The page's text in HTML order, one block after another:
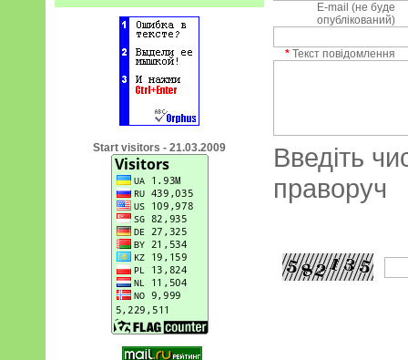
Start visitors - 21.03.2009
E-mail (не буде
опублікований)
* Текст повідомлення
Введіть
праворуч